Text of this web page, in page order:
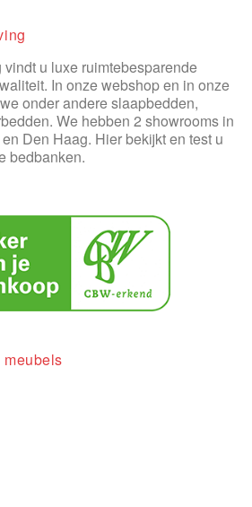
u luxe ruimtebesparende
In onze webshop en in onze
onder andere slaapbedden,
We hebben 2 showrooms in
Den Haag. Hier bekijkt en test u
bedbanken.